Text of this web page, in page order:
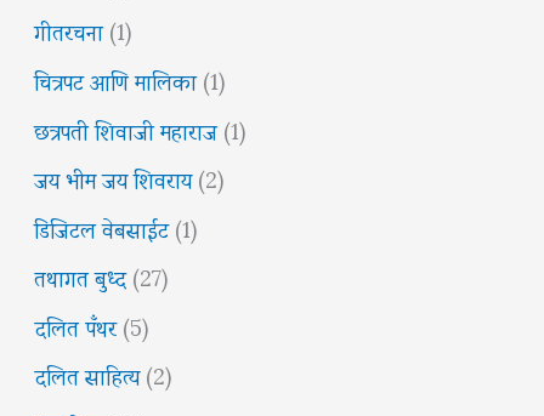
गीतरचना(1)
चित्रपट आणि मालिका(1)
छत्रपती शिवाजी महाराज(1)
जय भीम जय शिवराय(2)
डिजिटल वेबसाईट(1)
तथागत बुध्द(27)
दलित पँथर(5)
दलित साहित्य(2)